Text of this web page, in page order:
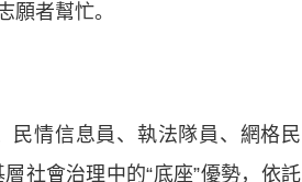
願者幫忙。
情信息員、執法隊員、網格民
社會治理中的“底座”優勢，依託